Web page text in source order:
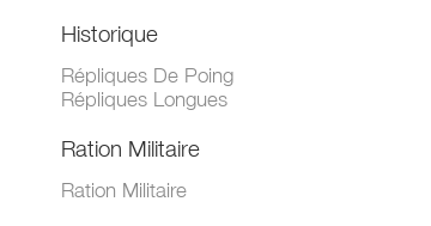
Historique
Répliques De Poing
Répliques Longues
Ration Militaire
Ration Militaire